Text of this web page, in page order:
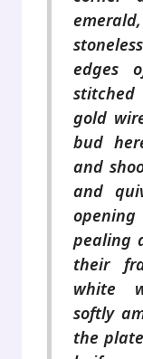
edges
stitched
gold
bud
and
and
pealing
their
white
softly
the